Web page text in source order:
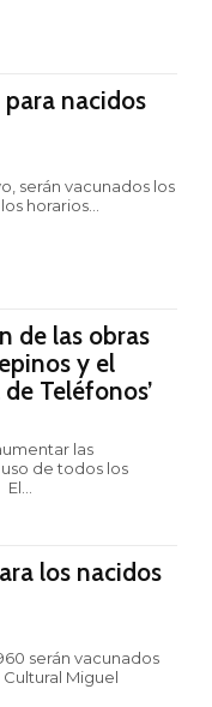
nacidos
serán vacunados los
horarios...
de las obras
y el
Teléfonos’
las
de todos los
vecinos del término municipal de Simancas El...
los nacidos
serán vacunados
Miguel